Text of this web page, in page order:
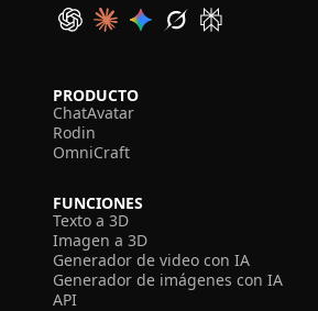
PRODUCTO
ChatAvatar
Rodin
OmniCraft
FUNCIONES
Texto a 3D
Imagen a 3D
Generador de video con IA
Generador de imágenes con IA
API